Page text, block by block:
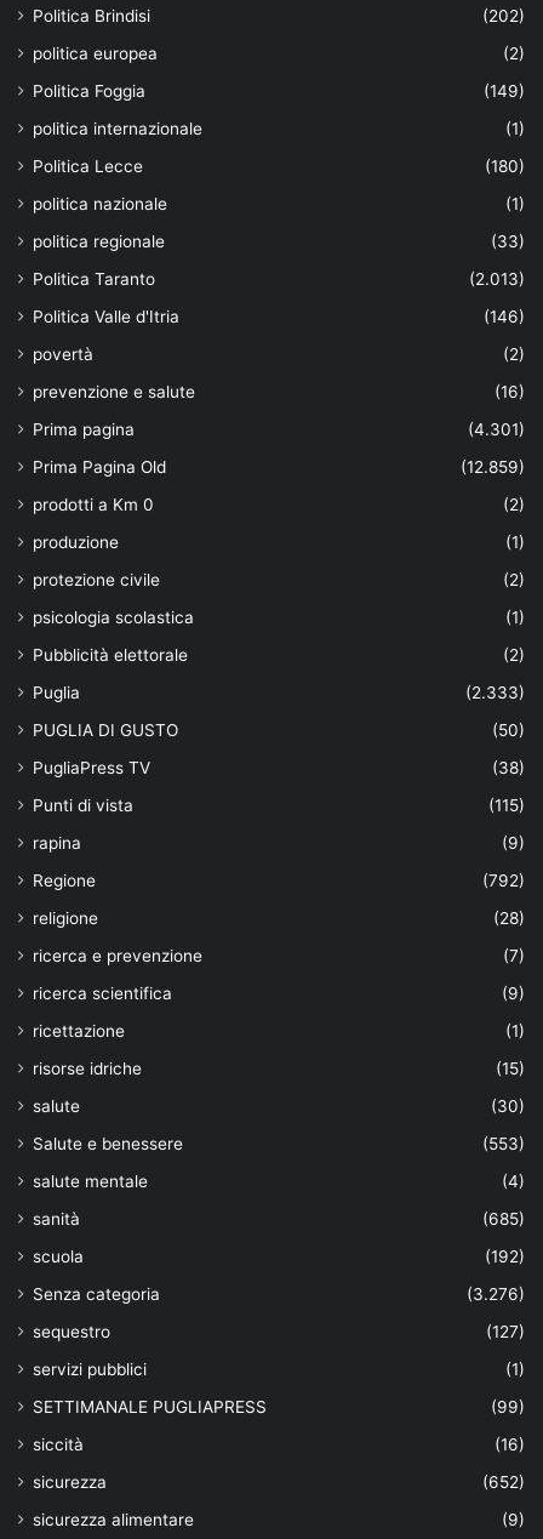
Politica Brindisi
(202)
politica europea
(2)
Politica Foggia
(149)
politica internazionale
(1)
Politica Lecce
(180)
politica nazionale
(1)
politica regionale
(33)
Politica Taranto
(2.013)
Politica Valle d'Itria
(146)
povertà
(2)
prevenzione e salute
(16)
Prima pagina
(4.301)
Prima Pagina Old
(12.859)
prodotti a Km 0
(2)
produzione
(1)
protezione civile
(2)
psicologia scolastica
(1)
Pubblicità elettorale
(2)
Puglia
(2.333)
PUGLIA DI GUSTO
(50)
PugliaPress TV
(38)
Punti di vista
(115)
rapina
(9)
Regione
(792)
religione
(28)
ricerca e prevenzione
(7)
ricerca scientifica
(9)
ricettazione
(1)
risorse idriche
(15)
salute
(30)
Salute e benessere
(553)
salute mentale
(4)
sanità
(685)
scuola
(192)
Senza categoria
(3.276)
sequestro
(127)
servizi pubblici
(1)
SETTIMANALE PUGLIAPRESS
(99)
siccità
(16)
sicurezza
(652)
sicurezza alimentare
(9)